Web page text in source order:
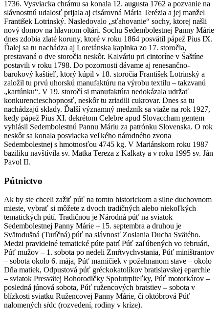
1736. Vysviacka chrámu sa konala 12. augusta 1762 a pozvanie na
slávnostnú udalosť prijala aj cisárovná Mária Terézia a jej manžel
František Lotrinský. Nasledovalo „sťahovanie“ sochy, ktorej našli
nový domov na hlavnom oltári. Sochu Sedembolestnej Panny Márie
dnes zdobia zlaté koruny, ktoré v roku 1864 posvätil pápež Pius IX.
Ďalej sa tu nachádza aj Loretánska kaplnka zo 17. storočia,
prestavaná o dve storočia neskôr. Kalváriu pri cintoríne v Šaštíne
postavili v roku 1798. Do pozornosti dávame aj renesančno-
barokový kaštieľ, ktorý kúpil v 18. storočia František Lotrinský a
založil tu prvú uhorskú manufaktúru na výrobu textilu – takzvanú
„kartúnku“. V 19. storočí si manufaktúra nedokázala udržať
konkurencieschopnosť, neskôr tu zriadili cukrovar. Dnes sa tu
nachádzajú sklady. Ďalší významný medzník sa viaže na rok 1927,
kedy pápež Pius XI. dekrétom Celebre apud Slovaccham gentem
vyhlásil Sedembolestnú Pannu Máriu za patrónku Slovenska. O rok
neskôr sa konala posviacka veľkého národného zvona
Sedembolestnej s hmotnosťou 4745 kg. V Mariánskom roku 1987
baziliku navštívila sv. Matka Tereza z Kalkaty a v roku 1995 sv. Ján
Pavol II.
Pútnictvo
Ak by ste chceli zažiť púť na tomto historickom a silne duchovnom
mieste, vybrať si môžete z dvoch tradičných alebo niekoľkých
tematických pútí. Tradičnou je Národná púť na sviatok
Sedembolestnej Panny Márie – 15. septembra a druhou je
Svätodušná (Turíčná) púť na slávnosť Zoslania Ducha Svätého.
Medzi pravidelné tematické púte patrí Púť zaľúbených vo februári,
Púť mužov – 1. sobota po nedeli Zmŕtvychvstania, Púť miništrantov
– sobota okolo 6. mája, Púť mamičiek v požehnanom stave – okolo
Dňa matiek, Odpustová púť gréckokatolíkov bratislavskej eparchie
– sviatok Presvätej Bohorodičky Spolutrpiteľky, Púť motorkárov –
posledná júnová sobota, Púť ružencových bratstiev – sobota v
blízkosti sviatku Ružencovej Panny Márie, či októbrová Púť
nalomených sŕdc (rozvedení, rodiny v kríze).